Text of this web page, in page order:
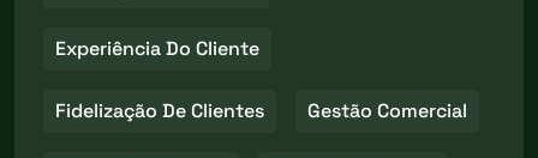
Experiência Do Cliente
Fidelização De Clientes Gestão Comercial